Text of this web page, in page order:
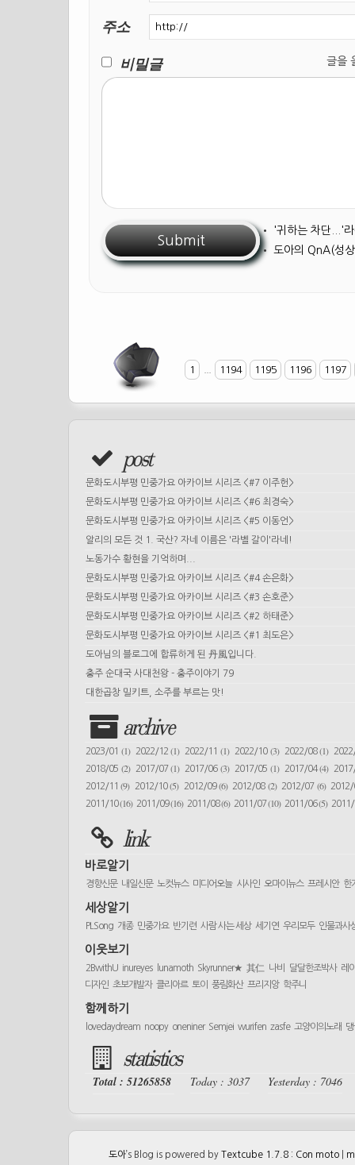
주소
비밀글
글을
• '귀하는 차단...'
• 도아의 QnA(성
1 1194 1195 1196 1197
post
문화도시부평 민중가요 아카이브 시리즈 <#7 이주헌>
문화도시부평 민중가요 아카이브 시리즈 <#6 최경숙>
문화도시부평 민중가요 아카이브 시리즈 <#5 이동언>
알리의 모든 것 1. 국산? 자네 이름은 '라벨 갈이'라네!
노동가수 황현을 기억하며...
문화도시부평 민중가요 아카이브 시리즈 <#4 손은화>
문화도시부평 민중가요 아카이브 시리즈 <#3 손호준>
문화도시부평 민중가요 아카이브 시리즈 <#2 하태준>
문화도시부평 민중가요 아카이브 시리즈 <#1 최도은>
도아님의 블로그에 합류하게 된 丹風입니다.
충주 순대국 사대천왕 - 충주이야기 79
대한곱창 밀키트, 소주를 부르는 맛!
archive
2023/01 (1) 2022/12(1) 2022/11(1) 2022/10 (3) 2022/08(1)
2018/05 (2) 2017/07(1) 2017/06(3) 2017/05 (1) 2017/04(4)
2012/11(9) 2012/10(5) 2012/09(6) 2012/08 (2) 2012/07 (6)
2011/10(16) 2011/09(16) 2011/08(6) 2011/07(10) 2011/06(5)
link
바로알기
경향신문 내일신문 노컷뉴스 미디어오늘 시사인 오마이뉴스 프레시안 한
세상알기
PLSong 개종 민중가요 반기련 사람 사는 세상 세기연 우리모두 인물과사
이웃보기
2BwithU inureyes lunamoth Skyrunner★ 其仁 나비 달달한조박사 레
디자인 초보개발자 클리아르 토이 풍림화산 프리지앙 학주니
함께하기
lovedaydream noopy oneniner Semjei wurifen zasfe 고양이의노래
statistics
Total : 51265858 Today : 3037 Yesterday : 7046
도아’s Blog is powered by Textcube 1.7.8 : Con moto